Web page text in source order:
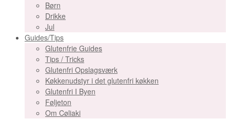
Børn
Drikke
Jul
Guides/Tips
Glutenfrie Guides
Tips / Tricks
Glutenfri Opslagsværk
Køkkenudstyr i det glutenfri køkken
Glutenfri I Byen
Føljeton
Om Cøliaki